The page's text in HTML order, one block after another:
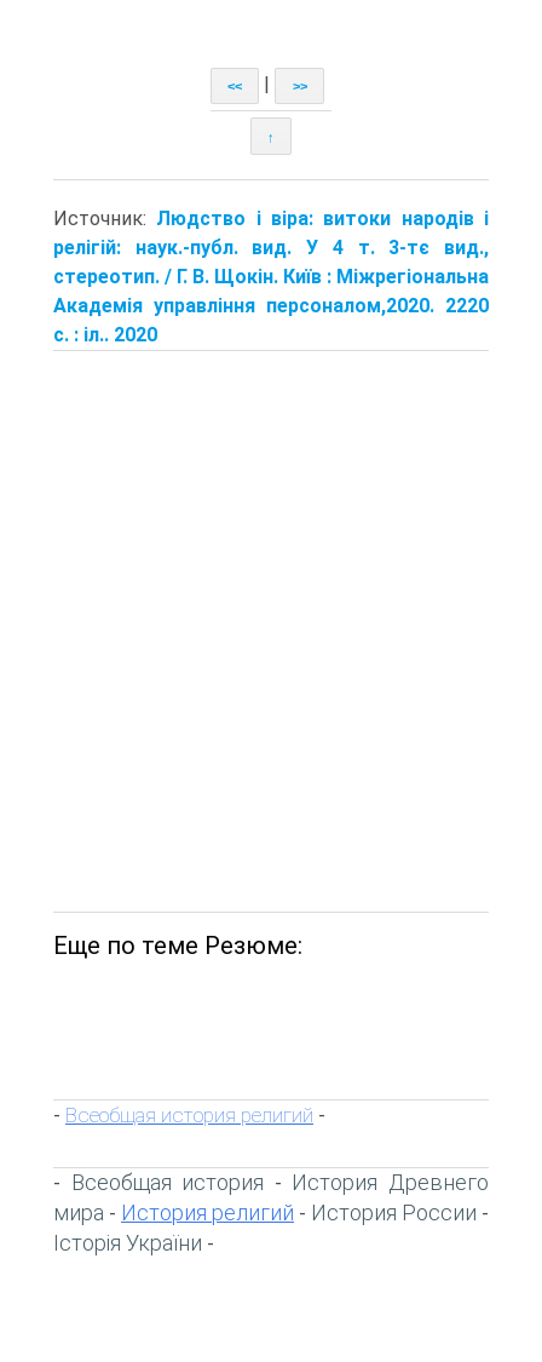
<< >>
↑
Источник: Людство і віра: витоки народів і
релігій: наук.-публ. вид. У 4 т. 3-тє вид.,
стереотип. / Г. В. Щокін. Київ : Міжрегіональна
Академія управління персоналом,2020. 2220
с. : іл.. 2020
Еще по теме Резюме:
- Всеобщая история религий -
- Всеобщая история - История Древнего
мира - История религий - История России -
Історія України -